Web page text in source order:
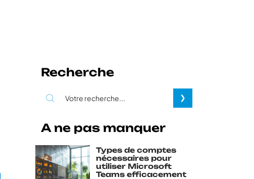
Recherche
A ne pas manquer
Types de comptes
nécessaires pour
utiliser Microsoft
Teams efficacement